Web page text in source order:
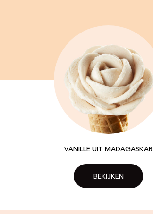
VANILLE UIT MADAGASKAR
BEKIJKEN